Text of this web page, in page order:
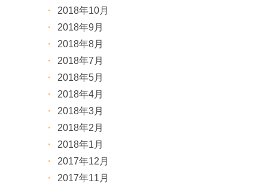
2018年10月
2018年9月
2018年8月
2018年7月
2018年5月
2018年4月
2018年3月
2018年2月
2018年1月
2017年12月
2017年11月